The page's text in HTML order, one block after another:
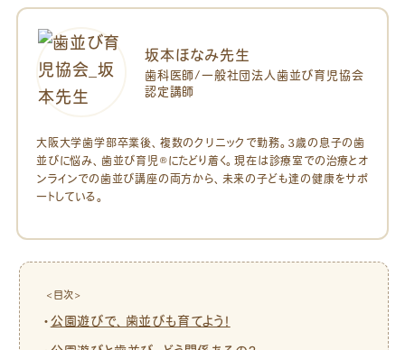
坂本ほなみ先生
歯科医師/一般社団法人歯並び育児協会
認定講師
大阪大学歯学部卒業後、複数のクリニックで勤務。3歳の息子の歯
並びに悩み、歯並び育児®にたどり着く。現在は診療室での治療とオ
ンラインでの歯並び講座の両方から、未来の子ども達の健康をサポ
ートしている。
<目次>
公園遊びで、歯並びも育てよう！